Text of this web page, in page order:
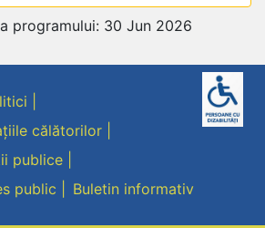
programului: 30 Jun 2026
călătorilor
publice
public
Buletin informativ